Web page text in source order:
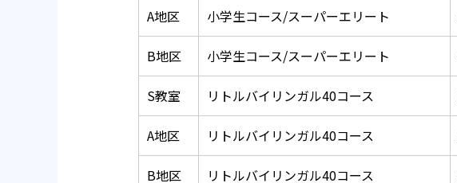
A地区 小学生コース/スーパーエリート
B地区 小学生コース/スーパーエリート
S教室 リトルバイリンガル40コース
A地区 リトルバイリンガル40コース
B地区 リトルバイリンガル40コース